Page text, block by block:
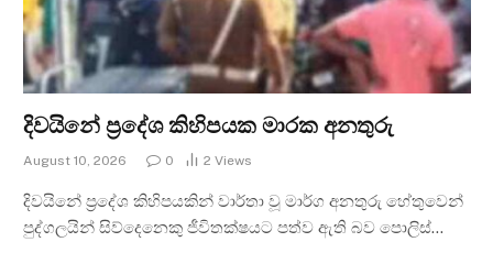
දිවයිනේ ප්‍රදේශ කිහිපයක මාරක අනතුරු
August 10, 2026 0 2 Views
දිවයිනේ ප්‍රදේශ කිහිපයකින් වාර්තා වූ මාර්ග අනතුරු හේතුවෙන්
පුද්ගලයින් සිව්දෙනෙකු ජීවිතක්ෂයට පත්ව ඇති බව පොලිස්…